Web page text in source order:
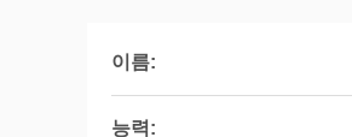
이름:
능력: